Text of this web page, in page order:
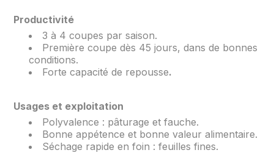
Productivité
3 à 4 coupes par saison.
Première coupe dès 45 jours, dans de bonnes
conditions.
Forte capacité de repousse.
Usages et exploitation
Polyvalence : pâturage et fauche.
Bonne appétence et bonne valeur alimentaire.
Séchage rapide en foin : feuilles fines.